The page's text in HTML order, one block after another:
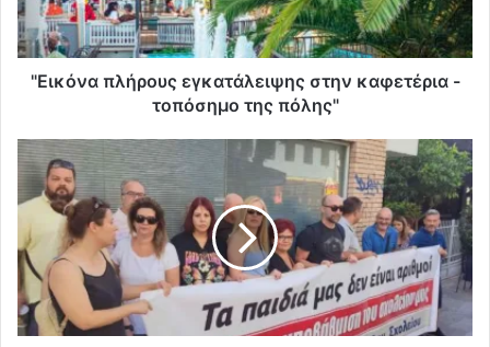
"Εικόνα πλήρους εγκατάλειψης στην καφετέρια -
τοπόσημο της πόλης"